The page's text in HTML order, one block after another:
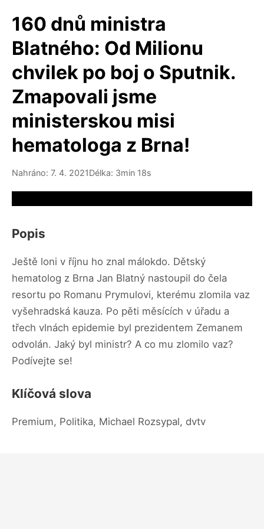
160 dnů ministra
Blatného: Od Milionu
chvilek po boj o Sputnik.
Zmapovali jsme
ministerskou misi
hematologa z Brna!
Nahráno: 7. 4. 2021Délka: 3min 18s
Popis
Ještě loni v říjnu ho znal málokdo. Dětský
hematolog z Brna Jan Blatný nastoupil do čela
resortu po Romanu Prymulovi, kterému zlomila vaz
vyšehradská kauza. Po pěti měsících v úřadu a
třech vlnách epidemie byl prezidentem Zemanem
odvolán. Jaký byl ministr? A co mu zlomilo vaz?
Podívejte se!
Klíčová slova
Premium, Politika, Michael Rozsypal, dvtv